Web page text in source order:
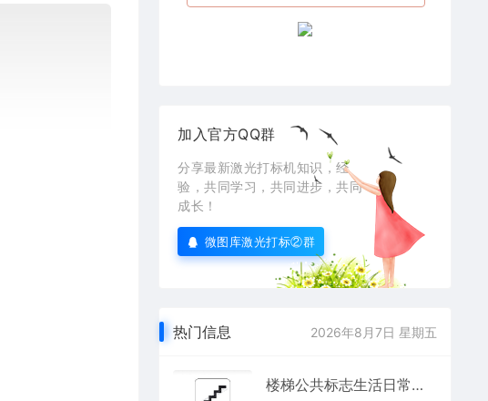
加入官方QQ群
分享最新激光打标机知识，经
验，共同学习，共同进步，共同
成长！
微图库激光打标②群
热门信息 2026年8月7日 星期五
楼梯公共标志生活日常公共图标系列布告栏黑色白色